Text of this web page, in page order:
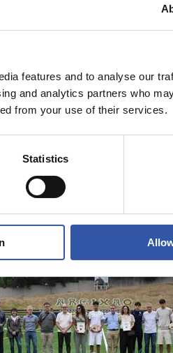
features and to analyse our
and analytics partners who
from your use of their services.
Statistics
mejor homenaje